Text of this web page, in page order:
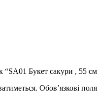
Букет сакури , 55 см
Обов’язкові